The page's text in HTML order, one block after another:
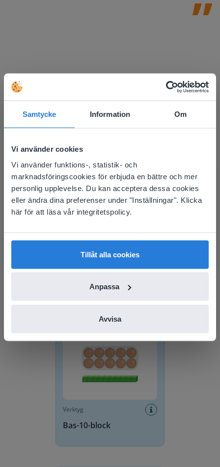
Samtycke Information Om
Vi använder cookies
Vi använder funktions-, statistik- och
marknadsföringscookies för erbjuda en bättre och mer
personlig upplevelse. Du kan acceptera dessa cookies
eller ändra dina preferenser under "Inställningar". Klicka
här för att läsa vår integritetspolicy.
Tillåt alla cookies
Anpassa
Avvisa
Upptäck mer
Sittschema för klassrummet
klassrummet
Verktyg
Bas-10-block
This website doesn't match
your location
Based on your location, we think you might
prefer to visit our English website. There you'll
English
Svenska